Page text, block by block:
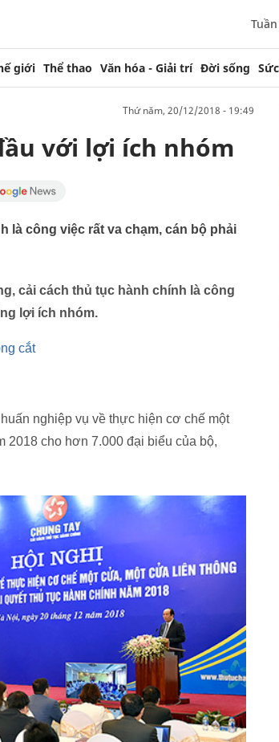
giới Thể thao Văn hóa - Giải trí Đời sống
thứ năm, 20/12/2018 - 19:49
với lợi ích nhóm
là công việc rất va chạm, cán bộ phải
cải cách thủ tục hành chính là công
lợi ích nhóm.
cắt
nghiệp vụ về thực hiện cơ chế một
2018 cho hơn 7.000 đại biểu của bộ,